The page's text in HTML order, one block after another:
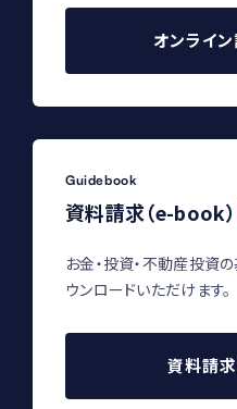
オンライ
Guidebook
資料請求（e-book）
お金・投資・不動産投資
ウンロードいただけます。
資料請